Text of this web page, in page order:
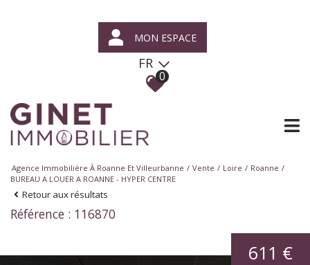
MON ESPACE
FR
0
Agence Immobilière À Roanne Et Villeurbanne Vente Loire
Roanne
BUREAU A LOUER A ROANNE - HYPER CENTRE
Retour aux résultats
Référence : 116870
611 €